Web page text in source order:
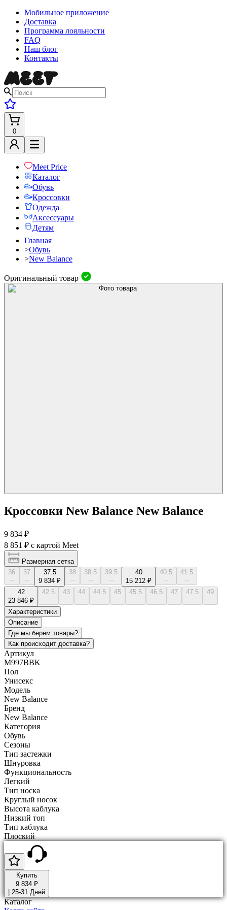
Мобильное приложение
Доставка
Программа лояльности
FAQ
Наш блог
Контакты
0
Meet Price
Каталог
Обувь
Кроссовки
Одежда
Аксессуары
Детям
Главная
>Обувь
>New Balance
Оригинальный товар
Кроссовки New Balance New Balance
9 834 ₽
8 851 ₽ с картой Meet
Размерная сетка
36
--
37
--
37.5
9 834 ₽
38
--
38.5
--
39.5
--
40
15 212 ₽
40.5
--
41.5
--
42
23 846 ₽
42.5
--
43
--
44
--
44.5
--
45
--
45.5
--
46.5
--
47
--
47.5
--
49
--
Характеристики
Описание
Где мы берем товары?
Как происходит доставка?
Артикул
M997BBK
Пол
Унисекс
Модель
New Balance
Бренд
New Balance
Категория
Обувь
Сезоны
Тип застежки
Шнуровка
Функциональность
Легкий
Тип носка
Круглый носок
Высота каблука
Низкий топ
Тип каблука
Плоский
Купить
9 834 ₽
25-31 Дней
Каталог